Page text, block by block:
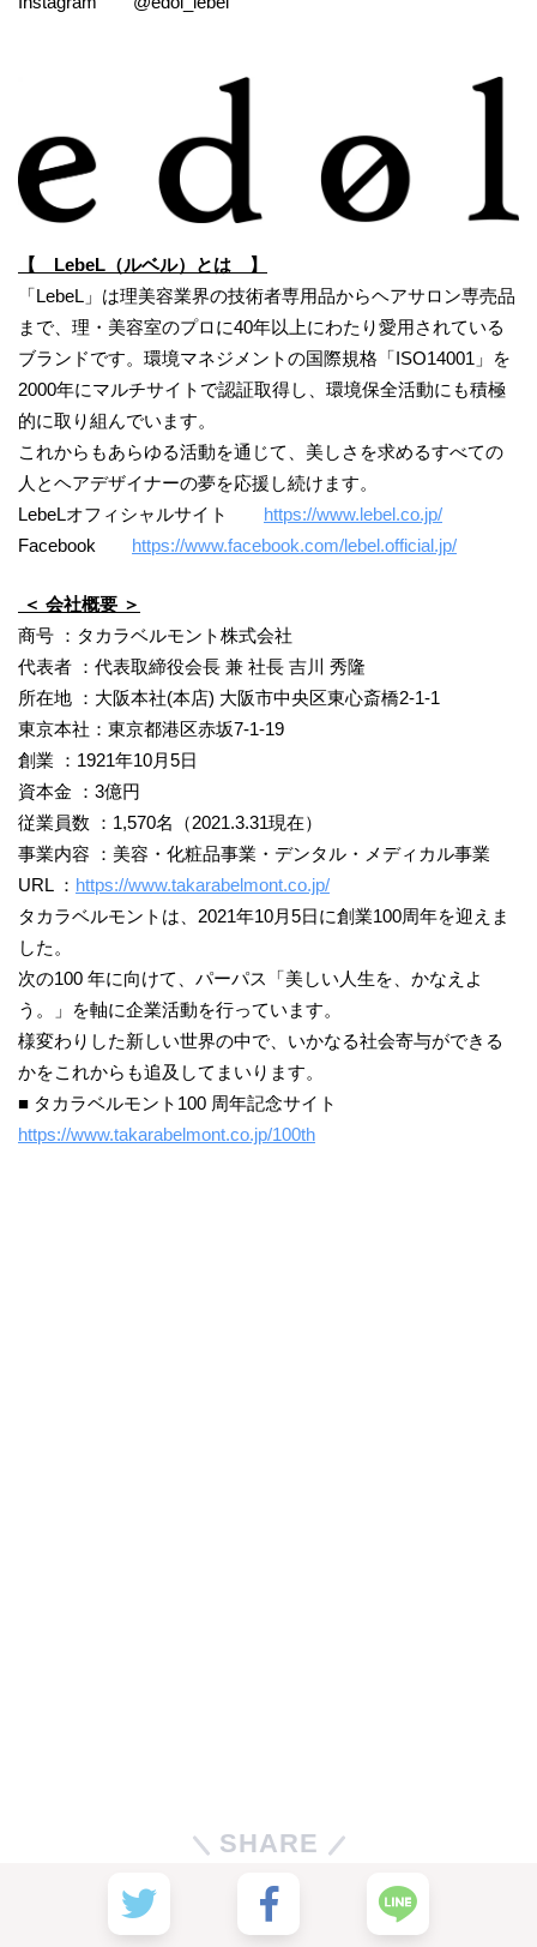
【 LebeL（ルベル）とは 】
「LebeL」は理美容業界の技術者専用品からヘアサロン専売品
まで、理・美容室のプロに40年以上にわたり愛用されている
ブランドです。環境マネジメントの国際規格「ISO14001」を
2000年にマルチサイトで認証取得し、環境保全活動にも積極
的に取り組んでいます。
これからもあらゆる活動を通じて、美しさを求めるすべての
人とヘアデザイナーの夢を応援し続けます。
LebeLオフィシャルサイト https://www.lebel.co.jp/
Facebook https://www.facebook.com/lebel.official.jp/
＜ 会社概要 ＞
商号 ：タカラベルモント株式会社
代表者 ：代表取締役会長 兼 社長 吉川 秀隆
所在地 ：大阪本社(本店) 大阪市中央区東心斎橋2-1-1
東京本社：東京都港区赤坂7-1-19
創業 ：1921年10月5日
資本金 ：3億円
従業員数 ：1,570名（2021.3.31現在）
事業内容 ：美容・化粧品事業・デンタル・メディカル事業
URL ： https://www.takarabelmont.co.jp/
タカラベルモントは、2021年10月5日に創業100周年を迎えま
した。
次の100 年に向けて、パーパス「美しい人生を、かなえよ
う。」を軸に企業活動を行っています。
様変わりした新しい世界の中で、いかなる社会寄与ができる
かをこれからも追及してまいります。
■ タカラベルモント100 周年記念サイト
https://www.takarabelmont.co.jp/100th
SHARE